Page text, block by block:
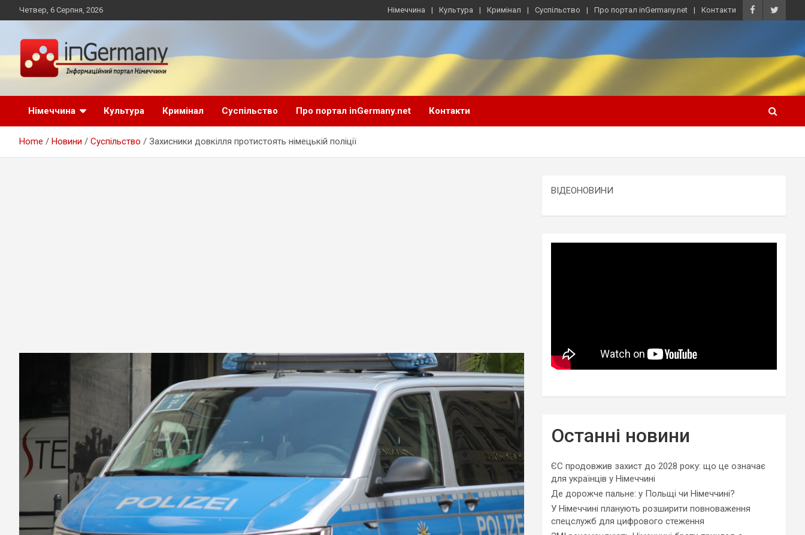
to
Четвер, 6 Серпня, 2026 Німеччина Культура Кримінал Суспільство Про портал inGermany.net Контакти
inGermany.net
інформаційний
портал в Німеччині
Німеччини, українці в Німеччині
Німеччина
Культура Кримінал Суспільство Про портал inGermany.net Контакти
Home Новини Суспільство Захисники довкілля протистоять німецькій поліції
ВІДЕОНОВИНИ
Останні новини
ЄС продовжив захист до 2028 року: що це означає
для українців у Німеччині
Де дорожче пальне: у Польщі чи Німеччині?
У Німеччині планують розширити повноваження
спецслужб для цифрового стеження